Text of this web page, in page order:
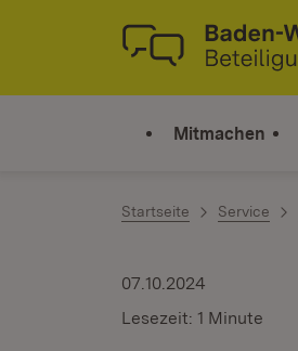
Zum Inhalt springen
Link zur Startseite
Mitmachen
Startseite Service
07.10.2024
Lesezeit: 1 Minute